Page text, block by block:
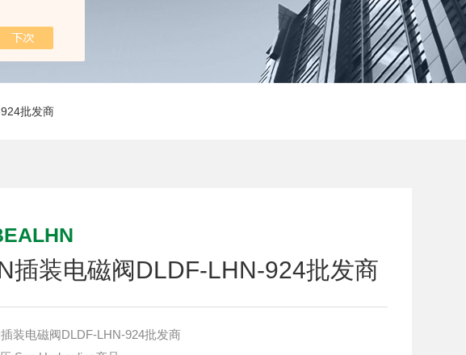
批发商
插装电磁阀DLDF-LHN-924批发商
装电磁阀DLDF-LHN-924批发商